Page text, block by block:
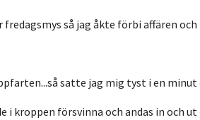
fredagsmys så jag åkte förbi affären och
satte jag mig tyst i en
i kroppen försvinna och andas in och ut